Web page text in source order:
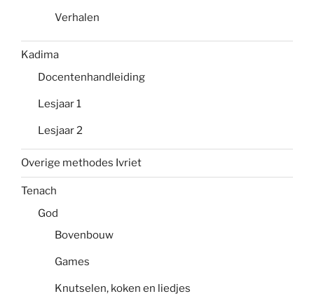
Verhalen
Kadima
Docentenhandleiding
Lesjaar 1
Lesjaar 2
Overige methodes Ivriet
Tenach
God
Bovenbouw
Games
Knutselen, koken en liedjes